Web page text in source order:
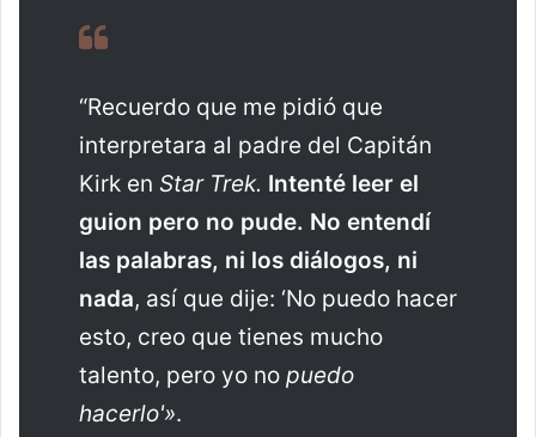
“Recuerdo que me pidió que
interpretara al padre del Capitán
Kirk en Star Trek. Intenté leer el
guion pero no pude. No entendí
las palabras, ni los diálogos, ni
nada, así que dije: ‘No puedo hacer
esto, creo que tienes mucho
talento, pero yo no puedo
hacerlo'».